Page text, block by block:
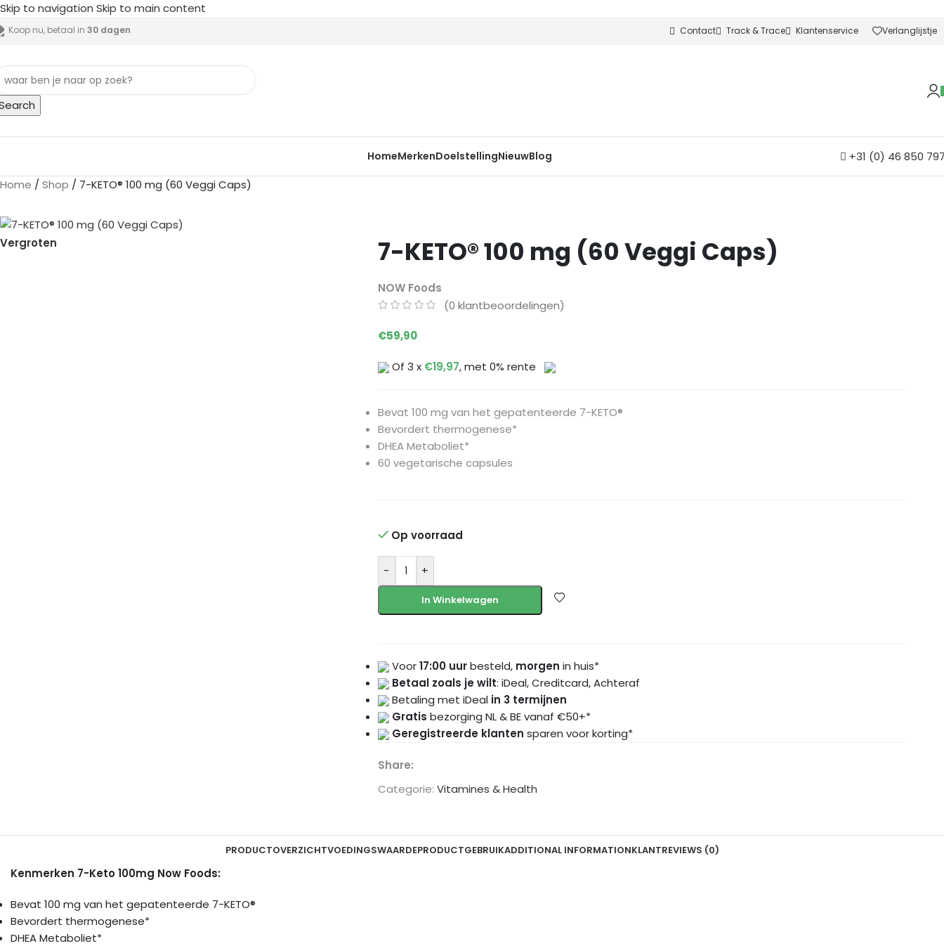
Skip to navigation Skip to main content
Koop nu, betaal in 30 dagen Contact Track & Trace Klantenservice Verlanglijstje
HomeMerkenDoelstellingNieuwBlog
+31 (0) 46 850
Home / Shop / 7-KETO® 100 mg (60 Veggi Caps)
Vergroten 7-KETO® 100 mg (60 Veggi Caps)
NOW Foods
(0 klantbeoordelingen)
€59,90
Of 3 x €19,97, met 0% rente
Bevat 100 mg van het gepatenteerde 7-KETO®
Bevordert thermogenese*
DHEA Metaboliet*
60 vegetarische capsules
Op voorraad
- +
In Winkelwagen
Voor17:00 uurbesteld, morgen in huis*
Betaal zoals je wilt: iDeal, Creditcard, Achteraf
Betaling met iDeal in 3 termijnen
Gratis bezorging NL & BE vanaf €50+*
Geregistreerde klanten sparen voor korting*
Share:
Categorie: Vitamines & Health
PRODUCTOVERZICHTVOEDINGSWAARDEPRODUCTGEBRUIKADDITIONAL INFORMATIONKLANTREVIEWS (0)
Kenmerken 7-Keto 100mg Now Foods:
Bevat 100 mg van het gepatenteerde 7-KETO®
Bevordert thermogenese*
DHEA Metaboliet*